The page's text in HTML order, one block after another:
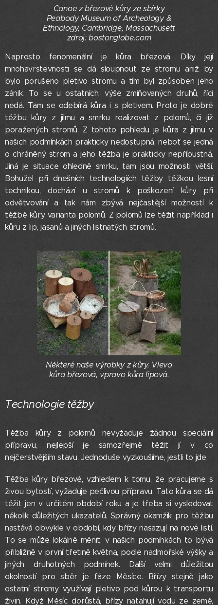
Canoe z březové kůry ze sbírky
Peabody Museum of Archeology &
Ethnology, Cambridge, Massachusett
zdroj: bostonglobe.com
Naprosto fenomenální je kůra březová. Díky její
mnohavrstevnosti se dá sloupnout ze stromu aniž by
bylo porušeno pletivo stromu a tím byl způsoben jeho
zánik. To se u ostatních, výše zmiňovaných druhů, říci
nedá. Tam se odebírá kůra i s pletivem. Proto je dobré
těžbu kůry z jilmu a smrku realizovat z polomů, či již
poražených stromů. Z tohoto pohledu je kůra z jilmu v
našich podmínkách prakticky nedostupná, neboť se jedná
o chráněný strom a jeho těžba je prakticky nepřípustná.
Jiná je situace ohledně smrku, tam jsou možnosti větší.
Bohužel při dnešních technologiích těžby těžkou lesní
technikou, dochází u stromů k poškození kůry při
odvětvování a tak nám zbývá nejčastější možností k
těžbě kůry varianta polomů. Z polomů lze těžit například i
kůru z lip, jasanů a jiných listnatých stromů.
Některé naše výrobky z kůry. Vlevo
kůra březová, vpravo kůra lipová.
Technologie těžby
Těžba kůry z polomů nevyžaduje žádnou speciální
přípravu, nejlepší je samozřejmě těžit jí v co
nejčerstvějším stavu. Jednoduše vyzkoušíme, jestli to jde.
Těžba kůry březové, vzhledem k tomu, že pracujeme s
živou bytostí, vyžaduje pečlivou přípravu. Tato kůra se dá
těžit jen v určitém období roku a je třeba si vysledovat
několik důležitých ukazatelů. Správný okamžik pro těžbu
nastává obvykle v období, kdy břízy nasazují na nové listí.
To se může lokálně měnit, v našich podmínkách to bývá
přibližně v první třetině května, podle nadmořské výšky a
jiných druhotných podmínek. Další velmi důležitou
okolností pro sběr je fáze Měsíce. Břízy stejně jako
ostatní stromy využívají pletivo pod kůrou k transportu
živin. Když Měsíc dorůstá, břízy natahují vodu ze země,